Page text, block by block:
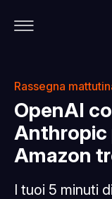
Rassegna
OpenAI
Anthropic
Amazon
I tuoi 5 minuti